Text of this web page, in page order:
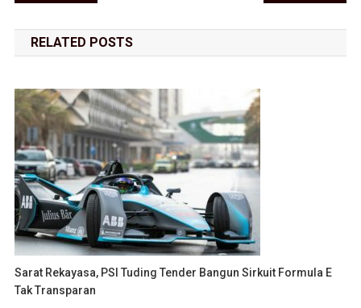
RELATED POSTS
Sarat Rekayasa, PSI Tuding Tender Bangun Sirkuit Formula E
Tak Transparan